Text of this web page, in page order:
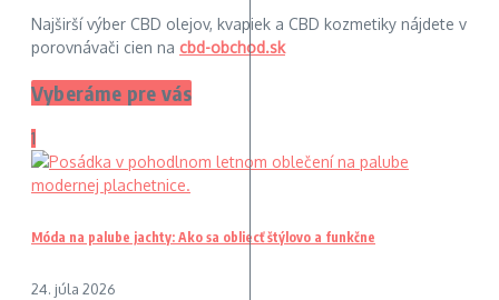
Najširší výber CBD olejov, kvapiek a CBD kozmetiky nájdete v
porovnávači cien na cbd-obchod.sk
Vyberáme pre vás
1
Móda na palube jachty: Ako sa obliecť štýlovo a funkčne
24. júla 2026